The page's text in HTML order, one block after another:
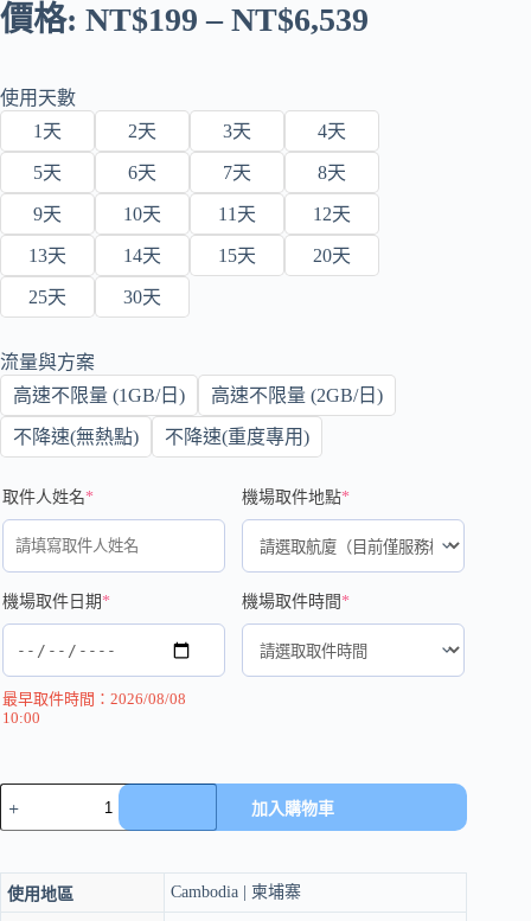
價格: NT$199 –NT$6,539
使用天數
1天
2天 3天 4天
5天 6天 7天 8天
9天 10天 11天 12天
13天 14天 15天 20天
25天 30天
流量與方案
高速不限量 (1GB/日)
高速不限量 (2GB/日)
不降速(無熱點) 不降速(重度專用)
取件人姓名* 機場取件地點*
機場取件日期 *
最早取件時間：2026/08/08
10:00
機場取件時間 *
上
網
加入購物車
使用地區 Cambodia | 柬埔寨